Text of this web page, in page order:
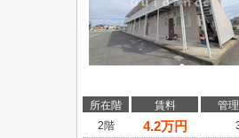
所在階 賃料
管
2階
4.2万円